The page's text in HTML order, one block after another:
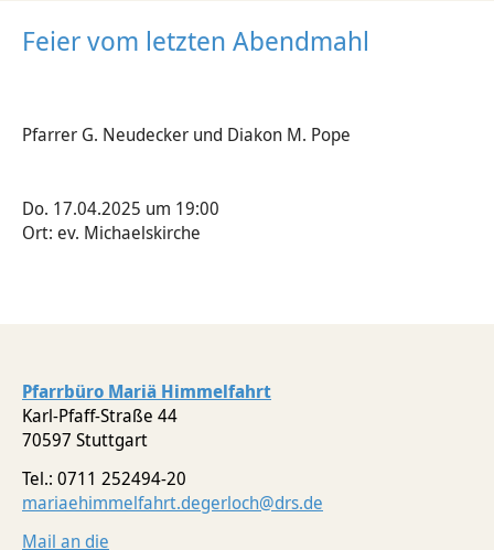
Feier vom letzten Abendmahl
Pfarrer G. Neudecker und Diakon M. Pope
Do. 17.04.2025 um 19:00
Ort: ev. Michaelskirche
Pfarrbüro Mariä Himmelfahrt
Karl-Pfaff-Straße 44
70597 Stuttgart
Tel.: 0711 252494-20
mariaehimmelfahrt.degerloch@drs.de
Mail an die